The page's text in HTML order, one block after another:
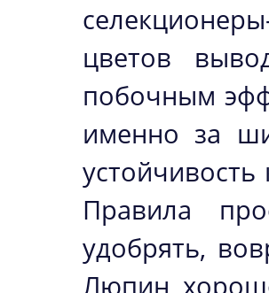
цветов
побочным
именно за
Правила
удобрять,
Люпин